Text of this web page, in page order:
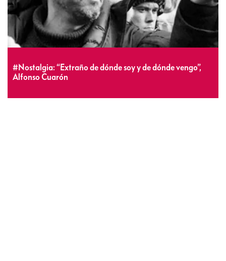
#Nostalgia: “Extraño de dónde soy y de dónde vengo”,
Alfonso Cuarón